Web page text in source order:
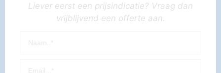
Liever eerst een prijsindicatie? Vraag dan
vrijblijvend een offerte aan.